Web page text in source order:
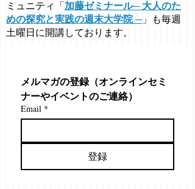
ミュニティ「 加藤ゼミナール─ 大人のた
めの探究と実践の週末大学院 ─」も毎週
土曜日に開講しております。
メルマガの登録（オンラインセミ
ナーやイベントのご連絡）
Email *
登録